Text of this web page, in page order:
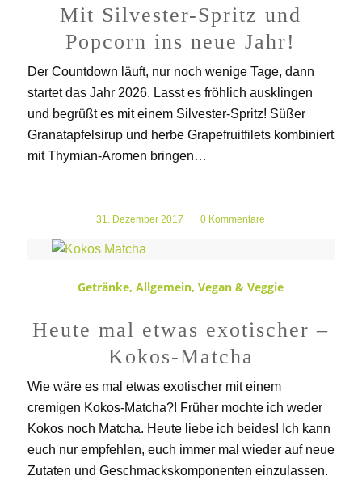
Mit Silvester-Spritz und
Popcorn ins neue Jahr!
Der Countdown läuft, nur noch wenige Tage, dann
startet das Jahr 2026. Lasst es fröhlich ausklingen
und begrüßt es mit einem Silvester-Spritz! Süßer
Granatapfelsirup und herbe Grapefruitfilets kombiniert
mit Thymian-Aromen bringen…
31. Dezember 2017
/ 0 Kommentare
Getränke,Allgemein,Vegan & Veggie
Heute mal etwas exotischer –
Kokos-Matcha
Wie wäre es mal etwas exotischer mit einem
cremigen Kokos-Matcha?! Früher mochte ich weder
Kokos noch Matcha. Heute liebe ich beides! Ich kann
euch nur empfehlen, euch immer mal wieder auf neue
Zutaten und Geschmackskomponenten einzulassen.